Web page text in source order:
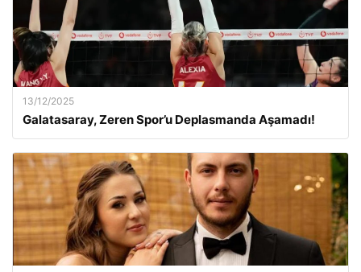
13/12/2025
Galatasaray, Zeren Spor’u Deplasmanda Aşamadı!